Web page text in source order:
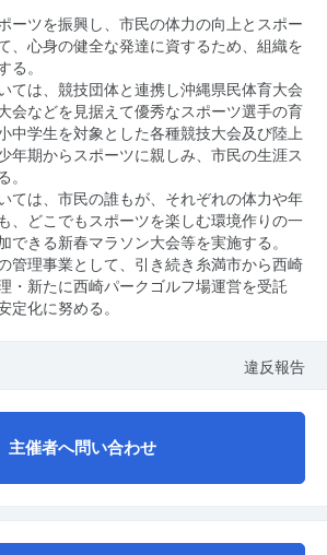
ーツを振興し、市民の体力の向上とスポー
、心身の健全な発達に資するため、組織を
る。
ては、競技団体と連携し沖縄県民体育大会
会などを見据えて優秀なスポーツ選手の育
中学生を対象とした各種競技大会及び陸上
年期からスポーツに親しみ、市民の生涯ス
。
ては、市民の誰もが、それぞれの体力や年
、どこでもスポーツを楽しむ環境作りの一
できる新春マラソン大会等を実施する。
管理事業として、引き続き糸満市から西崎
・新たに西崎パークゴルフ場運営を受託
定化に努める。
違反報告
主催者へ問い合わせ